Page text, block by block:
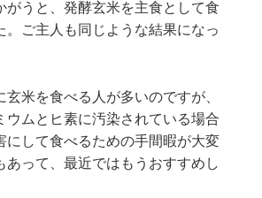
がうと、発酵玄米を主食として食
。ご主人も同じような結果になっ
玄米を食べる人が多いのですが、
ウムとヒ素に汚染されている場合
にして食べるための手間暇が大変
あって、最近ではもうおすすめし